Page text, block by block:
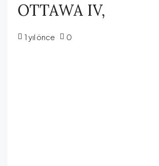
OTTAWA IV,
1 yıl önce 0